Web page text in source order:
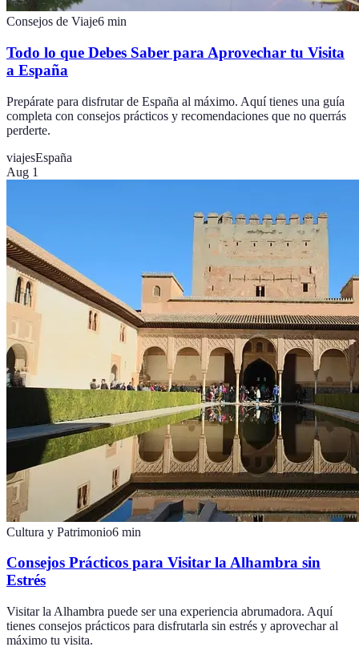
Consejos de Viaje6 min
Todo lo que Debes Saber para Aprovechar tu Visita
a España
Prepárate para disfrutar de España al máximo. Aquí tienes una guía
completa con consejos prácticos y recomendaciones que no querrás
perderte.
viajesEspaña
Aug 1
Cultura y Patrimonio6 min
Consejos Prácticos para Visitar la Alhambra sin
Estrés
Visitar la Alhambra puede ser una experiencia abrumadora. Aquí
tienes consejos prácticos para disfrutarla sin estrés y aprovechar al
máximo tu visita.